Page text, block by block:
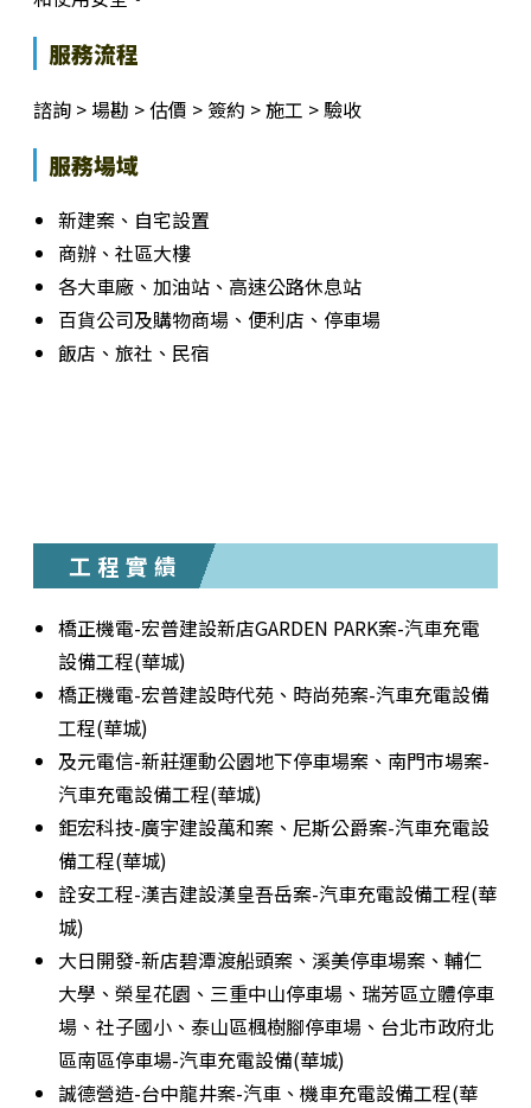
服務流程
諮詢 > 場勘 > 估價 > 簽約 > 施工 > 驗收
服務場域
新建案、自宅設置
商辦、社區大樓
各大車廠、加油站、高速公路休息站
百貨公司及購物商場、便利店、停車場
飯店、旅社、民宿
工程實績
橋正機電-宏普建設新店GARDEN PARK案-汽車充電
設備工程(華城)
橋正機電-宏普建設時代苑、時尚苑案-汽車充電設備
工程(華城)
及元電信-新莊運動公園地下停車場案、南門市場案-
汽車充電設備工程(華城)
鉅宏科技-廣宇建設萬和案、尼斯公爵案-汽車充電設
備工程(華城)
詮安工程-漢吉建設漢皇吾岳案-汽車充電設備工程(華
城)
大日開發-新店碧潭渡船頭案、溪美停車場案、輔仁
大學、榮星花園、三重中山停車場、瑞芳區立體停車
場、社子國小、泰山區楓樹腳停車場、台北市政府北
區南區停車場-汽車充電設備(華城)
誠德營造-台中龍井案-汽車、機車充電設備工程(華